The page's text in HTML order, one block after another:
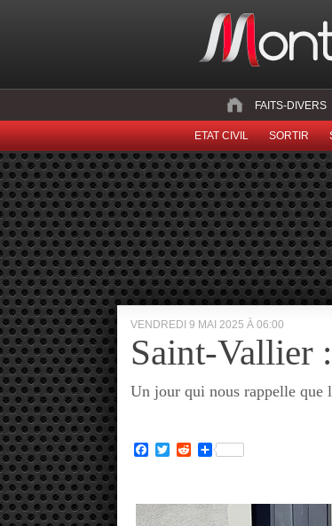
FAITS-DIVERS
ETAT CIVIL SORTIR
VENDREDI 9 MAI 2025 À 06:00
Saint-Vallier
Un jour qui nous rappelle que
Facebook
TwitterRedditPartager